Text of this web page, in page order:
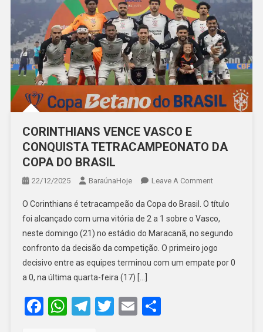
CORINTHIANS VENCE VASCO E
CONQUISTA TETRACAMPEONATO DA
COPA DO BRASIL
22/12/2025 BaraúnaHoje Leave A CommentOn
VENCE
VASCO
E
CONQUISTA
O Corinthians é tetracampeão da Copa do Brasil. O título
foi alcançado com uma vitória de 2 a 1 sobre o Vasco,
neste domingo (21) no estádio do Maracanã, no segundo
confronto da decisão da competição. O primeiro jogo
decisivo entre as equipes terminou com um empate por 0
a 0, na última quarta-feira (17) […]
Facebook
WhatsApp
Telegram
Twitter
EmailShare